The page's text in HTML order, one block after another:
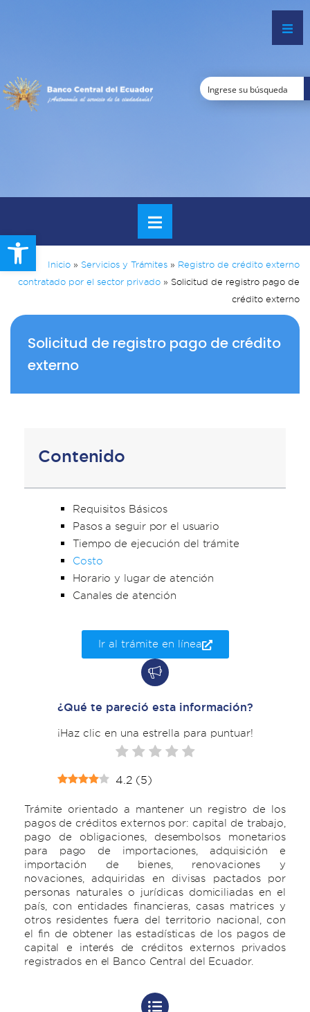
Open toolbar
Inicio » Servicios y Trámites » Registro de crédito externo
contratado por el sector privado » Solicitud de registro pago de
crédito externo
Solicitud de registro pago de crédito
externo
Contenido
Requisitos Básicos
Pasos a seguir por el usuario
Tiempo de ejecución del trámite
Costo
Horario y lugar de atención
Canales de atención
Ir al trámite en línea
¿Qué te pareció esta información?
¡Haz clic en una estrella para puntuar!
4.2 (5)
Trámite orientado a mantener un registro de los
pagos de créditos externos por: capital de trabajo,
pago de obligaciones, desembolsos monetarios
para pago de importaciones, adquisición e
importación de bienes, renovaciones y
novaciones, adquiridas en divisas pactados por
personas naturales o jurídicas domiciliadas en el
país, con entidades financieras, casas matrices y
otros residentes fuera del territorio nacional, con
el fin de obtener las estadísticas de los pagos de
capital e interés de créditos externos privados
registrados en el Banco Central del Ecuador.